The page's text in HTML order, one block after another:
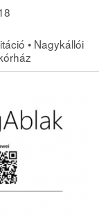
• Nagykállói